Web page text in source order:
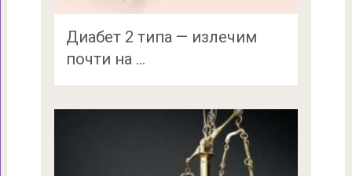
Диабет 2 типа — излечим
почти на …